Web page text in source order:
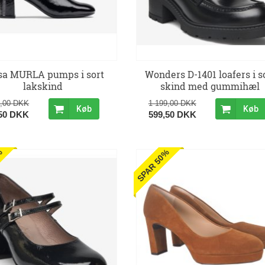
MURLA pumps i sort
lakskind
DKK
DKK
Køb
Wonders D-1401 loafers i
skind med gummihæl
1 199,00 DKK
599,50 DKK
Køb
SPAR 50%